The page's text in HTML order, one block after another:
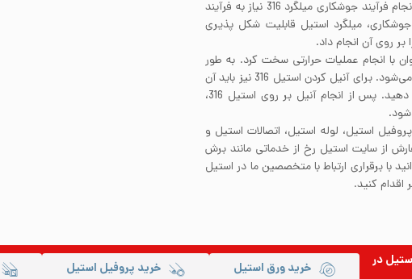
جوشکاری، میزان کم کربن ساختار آن است. برای انجام فرآیند جوشکاری میلگرد 316 نیاز به فرآیند
میلگرد استیل قابلیت شکل پذیری
بر روی آن انجام داد.
از میلگرد استیل 316 را نمی‌توان با انجام عملیات حرارتی سخت کرد. به طور
کلی استیل 316 تنها با انجام فرآیند کارسرد سخت می‌شود. برای آنیل کردن استیل 316 نیز باید آن
را تحت دمای 1010 تا 1120 درجه سانتی‌گراد قرار دهید. پس از انجام آنیل بر روی استیل 316،
استیل، لوله استیل، اتصالات استیل و
از سایت استیل رخ از خدماتی مانند برش
با برقراری ارتباط با متخصصین ما در استیل
اقدام کنید.
در
خرید ورق استیل خرید پروفیل استیل